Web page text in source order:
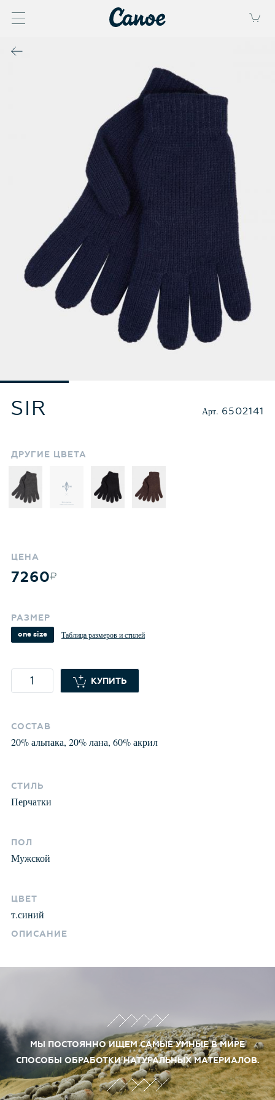
SIR Арт. 6502141
ДРУГИЕ ЦВЕТА
ЦЕНА
7260
РАЗМЕР
one size Таблица размеров и стилей
КУПИТЬ
СОСТАВ
20%альпака, 20%лана, 60%акрил
СТИЛЬ
Перчатки
ПОЛ
Мужской
ЦВЕТ
т.синий
ОПИСАНИЕ
МЫ ПОСТОЯННО ИЩЕМ САМЫЕ УМНЫЕ В МИРЕ
СПОСОБЫ ОБРАБОТКИ НАТУРАЛЬНЫХ МАТЕРИАЛОВ.